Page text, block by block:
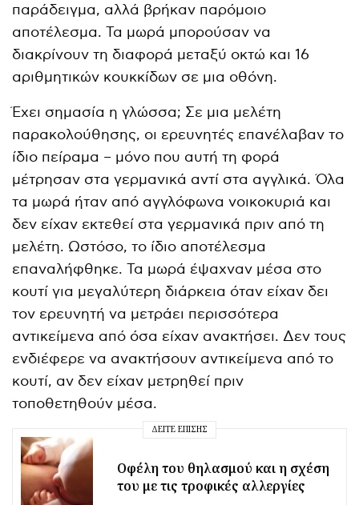
παράδειγμα, αλλά βρήκαν παρόμοιο
αποτέλεσμα. Τα μωρά μπορούσαν να
διακρίνουν τη διαφορά μεταξύ οκτώ και 16
αριθμητικών κουκκίδων σε μια οθόνη.
Έχει σημασία η γλώσσα; Σε μια μελέτη
παρακολούθησης, οι ερευνητές επανέλαβαν το
ίδιο πείραμα – μόνο που αυτή τη φορά
μέτρησαν στα γερμανικά αντί στα αγγλικά. Όλα
τα μωρά ήταν από αγγλόφωνα νοικοκυριά και
δεν είχαν εκτεθεί στα γερμανικά πριν από τη
μελέτη. Ωστόσο, το ίδιο αποτέλεσμα
επαναλήφθηκε. Τα μωρά έψαχναν μέσα στο
κουτί για μεγαλύτερη διάρκεια όταν είχαν δει
τον ερευνητή να μετράει περισσότερα
αντικείμενα από όσα είχαν ανακτήσει. Δεν τους
ενδιέφερε να ανακτήσουν αντικείμενα από το
κουτί, αν δεν είχαν μετρηθεί πριν
τοποθετηθούν μέσα.
ΔΕΊΤΕ ΕΠΊΣΗΣ
Οφέλη του θηλασμού και η σχέση
του με τις τροφικές αλλεργίες